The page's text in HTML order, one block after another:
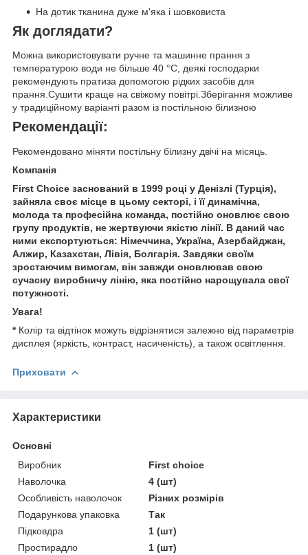
На дотик тканина дуже м'яка і шовковиста
Як доглядати?
Можна використовувати ручне та машинне прання з
температурою води не більше 40 °C, деякі господарки
рекомендують пратиза допомогою рідких засобів для
прання.Сушити краще на свіжому повітрі.Зберігання можливе
у традиційному варіанті разом із постільною білизною
Рекомендації:
Рекомендовано міняти постільну білизну двічі на місяць.
Компанія
First Choice заснований в 1999 році у Денізлі (Турція),
зайняла своє місце в цьому секторі, і її динамічна,
молода та професійна команда, постійно оновлює свою
групу продуктів, не жертвуючи якістю лінії. В даний час
ними експортуються: Німеччина, Україна, Азербайджан,
Алжир, Казахстан, Лівія, Болгарія. Завдяки своїм
зростаючим вимогам, він завжди оновлював свою
сучасну виробничу лінію, яка постійно нарощувала свої
потужності.
Увага!
* Колір та відтінок можуть відрізнятися залежно від параметрів
дисплея (яркість, контраст, насиченість), а також освітлення.
Приховати
Характеристики
Основні
Виробник
First choice
Наволочка
4 (шт)
Особливість наволочок
Різних розмірів
Подарункова упаковка
Так
Підковдра
1 (шт)
Простирадло
1 (шт)